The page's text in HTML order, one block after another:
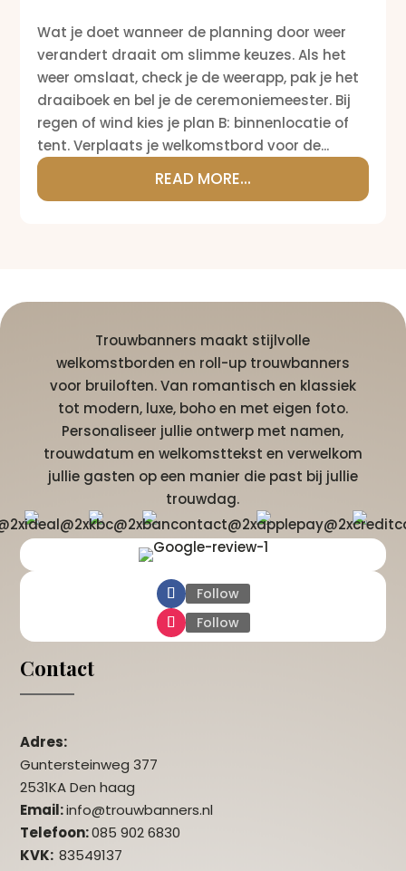
Wat je doet wanneer de planning door weer
verandert draait om slimme keuzes. Als het
weer omslaat, check je de weerapp, pak je het
draaiboek en bel je de ceremoniemeester. Bij
regen of wind kies je plan B: binnenlocatie of
tent. Verplaats je welkomstbord voor de...
READ MORE...
Trouwbanners maakt stijlvolle
welkomstborden en roll-up trouwbanners
voor bruiloften. Van romantisch en klassiek
tot modern, luxe, boho en met eigen foto.
Personaliseer jullie ontwerp met namen,
trouwdatum en welkomsttekst en verwelkom
jullie gasten op een manier die past bij jullie
trouwdag.
Follow
Follow
Contact
Adres:
Guntersteinweg 377
2531KA Den haag
Email:info@trouwbanners.nl
Telefoon:085 902 6830
KVK:83549137